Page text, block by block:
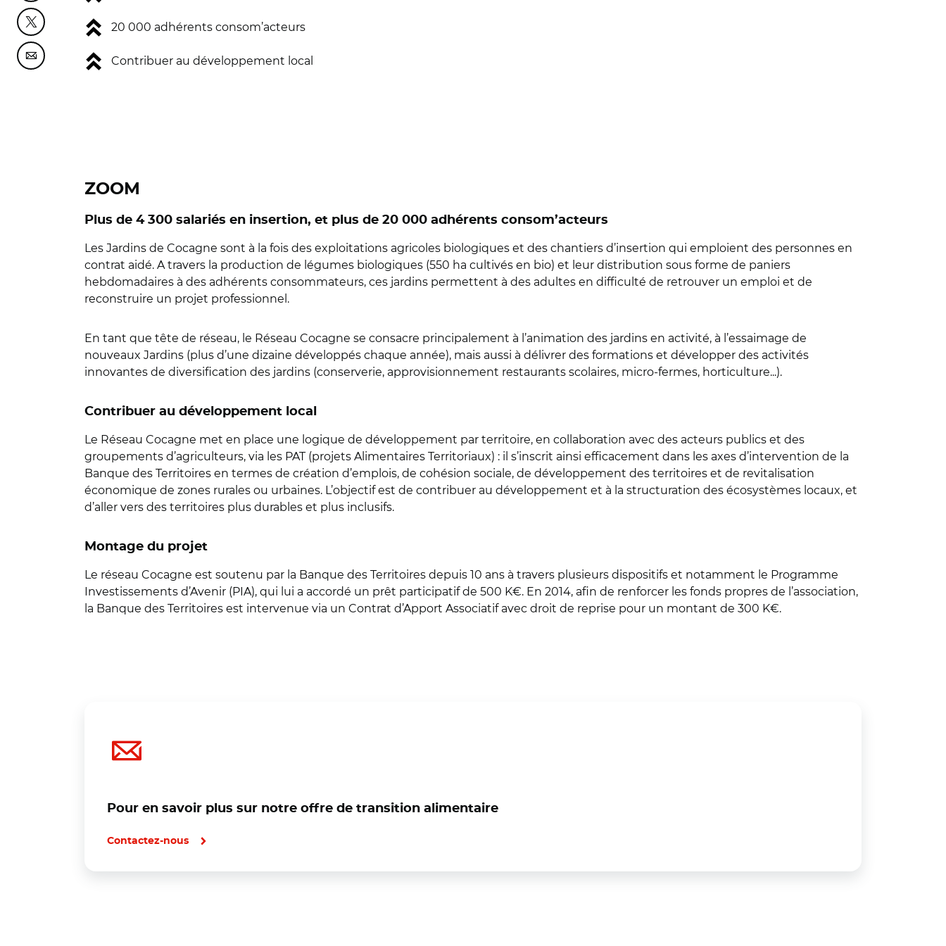
Partager cette page sur Twitter
Partager cette page sur Courriel
20 000 adhérents consom’acteurs
Contribuer au développement local
ZOOM
Plus de 4 300 salariés en insertion, et plus de 20 000 adhérents consom’acteurs
Les Jardins de Cocagne sont à la fois des exploitations agricoles biologiques et des chantiers d’insertion qui emploient des personnes en
contrat aidé. A travers la production de légumes biologiques (550 ha cultivés en bio) et leur distribution sous forme de paniers
hebdomadaires à des adhérents consommateurs, ces jardins permettent à des adultes en difficulté de retrouver un emploi et de
reconstruire un projet professionnel.
En tant que tête de réseau, le Réseau Cocagne se consacre principalement à l’animation des jardins en activité, à l’essaimage de
nouveaux Jardins (plus d’une dizaine développés chaque année), mais aussi à délivrer des formations et développer des activités
innovantes de diversification des jardins (conserverie, approvisionnement restaurants scolaires, micro-fermes, horticulture...).
Contribuer au développement local
Le Réseau Cocagne met en place une logique de développement par territoire, en collaboration avec des acteurs publics et des
groupements d’agriculteurs, via les PAT (projets Alimentaires Territoriaux) : il s’inscrit ainsi efficacement dans les axes d’intervention de la
Banque des Territoires en termes de création d’emplois, de cohésion sociale, de développement des territoires et de revitalisation
économique de zones rurales ou urbaines. L’objectif est de contribuer au développement et à la structuration des écosystèmes locaux, et
d’aller vers des territoires plus durables et plus inclusifs.
Montage du projet
Le réseau Cocagne est soutenu par la Banque des Territoires depuis 10 ans à travers plusieurs dispositifs et notamment le Programme
Investissements d’Avenir (PIA), qui lui a accordé un prêt participatif de 500 K€. En 2014, afin de renforcer les fonds propres de l’association,
la Banque des Territoires est intervenue via un Contrat d’Apport Associatif avec droit de reprise pour un montant de 300 K€.
Pour en savoir plus sur notre offre de transition alimentaire
Contactez-nous